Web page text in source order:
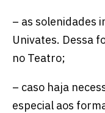
– as solenidades
Univates. Dessa
no Teatro;
– caso haja
especial aos